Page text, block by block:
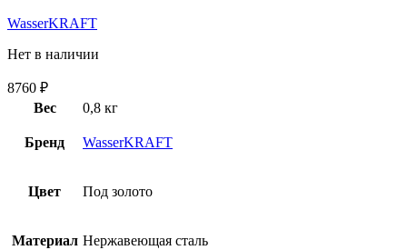
WasserKRAFT
Нет в наличии
8760 ₽
Вес
0,8 кг
Бренд WasserKRAFT
Цвет Под золото
Материал Нержавеющая сталь